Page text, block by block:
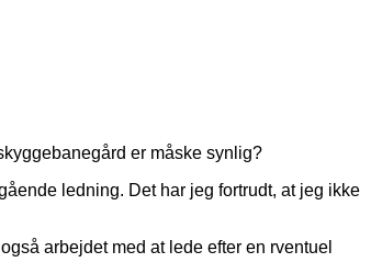
er måske synlig?
ledning. Det har jeg fortrudt, at jeg ikke
arbejdet med at lede efter en rventuel